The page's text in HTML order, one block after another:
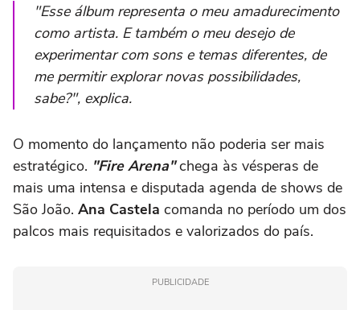
"Esse álbum representa o meu amadurecimento
como artista. E também o meu desejo de
experimentar com sons e temas diferentes, de
me permitir explorar novas possibilidades,
sabe?", explica.
O momento do lançamento não poderia ser mais
estratégico. "Fire Arena"chega às vésperas de
mais uma intensa e disputada agenda de shows de
São João. Ana Castela comanda no período um dos
palcos mais requisitados e valorizados do país.
PUBLICIDADE